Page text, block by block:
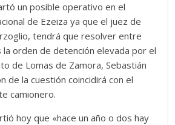
un posible operativo en el
de Ezeiza ya que el juez de
tendrá que resolver entre
orden de detención elevada por el
de Lomas de Zamora, Sebastián
de la cuestión coincidirá con el
camionero.
hoy que «hace un año o dos hay